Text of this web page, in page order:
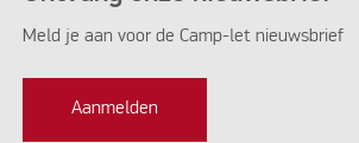
KEUKEN DELUXE
Meld je aan voor de Camp-let nieuwsbrief
Aanmelden